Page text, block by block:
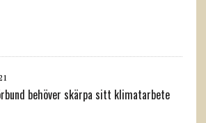
behöver skärpa sitt klimatarbete